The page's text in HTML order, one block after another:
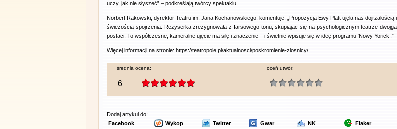
uczy, jak nie słyszeć” – podkreślają twórcy spektaklu.
Norbert Rakowski, dyrektor Teatru im. Jana Kochanowskiego, komentuje: „Propozycja Ewy Platt ujęła nas dojrzałością i
świeżością spojrzenia. Reżyserka zrezygnowała z farsowego tonu, skupiając się na psychologicznym teatrze dwojga
postaci. To współczesne, kameralne ujęcie ma siłę i znaczenie – i świetnie wpisuje się w ideę programu ‘Nowy Yorick’.”
Więcej informacji na stronie: https://teatropole.pl/aktualnosci/poskromienie-zlosnicy/
średnia ocena:
6
oceń utwór:
Dodaj artykuł do:
Facebook
Wykop Twitter Gwar NK Flaker